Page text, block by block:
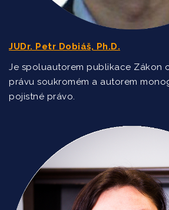
JUDr. Petr Dobiáš, Ph.D.
Je spoluautorem publikace Zákon
právu soukromém a autorem
pojistné právo.